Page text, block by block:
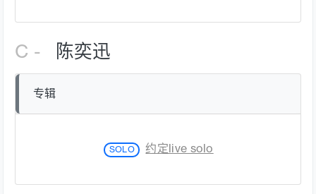
C - 陈奕迅
专辑
SOLO 约定live solo